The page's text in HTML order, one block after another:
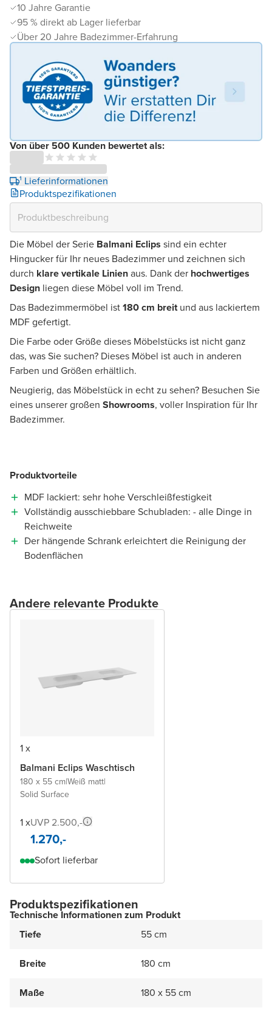
10 Jahre Garantie
95 % direkt ab Lager lieferbar
Über 20 Jahre Badezimmer-Erfahrung
Von über 500 Kunden bewertet als:
¹ Lieferinformationen
Produktspezifikationen
Die Möbel der Serie Balmani Eclips sind ein echter
Hingucker für Ihr neues Badezimmer und zeichnen sich
durch klare vertikale Linienaus. Dank der hochwertiges
Design liegen diese Möbel voll im Trend.
Das Badezimmermöbel ist180 cm breitund aus lackiertem
MDF gefertigt.
Die Farbe oder Größe dieses Möbelstücks ist nicht ganz
das, was Sie suchen? Dieses Möbel ist auch in anderen
Farben und Größen erhältlich.
Neugierig, das Möbelstück in echt zu sehen? Besuchen Sie
eines unserer großen Showrooms, voller Inspiration für Ihr
Badezimmer.
Produktvorteile
MDF lackiert: sehr hohe Verschleißfestigkeit
Vollständig ausschiebbare Schubladen: - alle Dinge in
Reichweite
Der hängende Schrank erleichtert die Reinigung der
Bodenflächen
Andere relevante Produkte
1 x
Balmani Eclips Waschtisch
180 x 55 cm|Weiß matt|
Solid Surface
1 xUVP 2.500,-
1.270,-
Sofort lieferbar
Produktspezifikationen
Technische Informationen zum Produkt
Tiefe
55 cm
Breite 180 cm
Maße 180 x 55 cm